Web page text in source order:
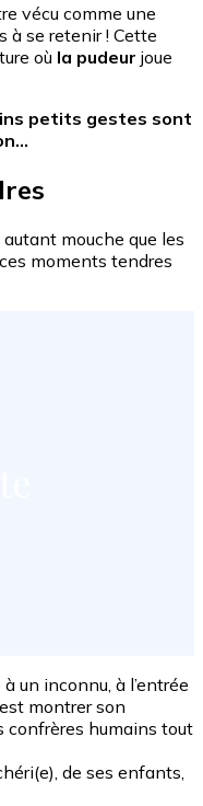
vécu comme une
à se retenir ! Cette
où la pudeur joue
petits gestes sont
mouche que les
moments tendres
un inconnu, à l’entrée
montrer son
confrères humains tout
de ses enfants,